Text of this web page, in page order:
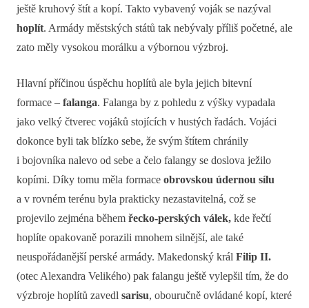
ještě kruhový štít a kopí. Takto vybavený voják se nazýval
hoplít. Armády městských států tak nebývaly příliš početné, ale
zato měly vysokou morálku a výbornou výzbroj.
Hlavní příčinou úspěchu hoplítů ale byla jejich bitevní
formace – falanga. Falanga by z pohledu z výšky vypadala
jako velký čtverec vojáků stojících v hustých řadách. Vojáci
dokonce byli tak blízko sebe, že svým štítem chránily
i bojovníka nalevo od sebe a čelo falangy se doslova ježilo
kopími. Díky tomu měla formace obrovskou údernou sílu
a v rovném terénu byla prakticky nezastavitelná, což se
projevilo zejména během řecko-perských válek, kde řečtí
hoplíte opakovaně porazili mnohem silnější, ale také
neuspořádanější perské armády. Makedonský král Filip II.
(otec Alexandra Velikého) pak falangu ještě vylepšil tím, že do
výzbroje hoplítů zavedl sarisu, obouručně ovládané kopí, které